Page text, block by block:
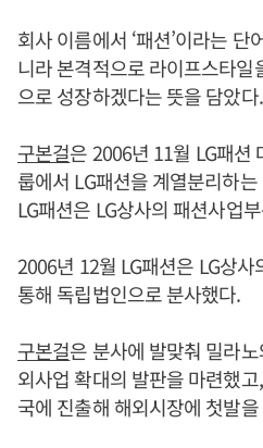
회사 이름에서 ‘패션’이라는
니라 본격적으로 라이프스타
으로 성장하겠다는 뜻을 담았다.
구본걸은 2006년 11월 LG패션
룹에서 LG패션을 계열분리하
LG패션은 LG상사의 패션사업
2006년 12월 LG패션은 LG상
통해 독립법인으로 분사했다.
구본걸은 분사에 발맞춰 밀라
외사업 확대의 발판을 마련했
국에 진출해 해외시장에 첫발